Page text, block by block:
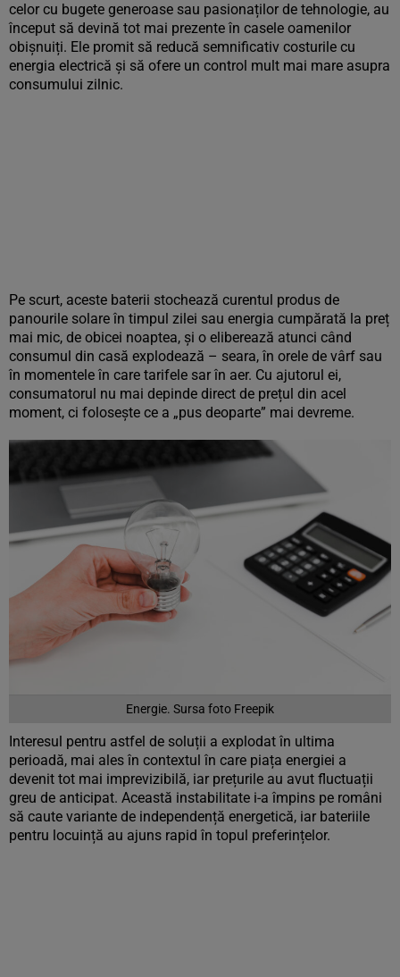
celor cu bugete generoase sau pasionaților de tehnologie, au
început să devină tot mai prezente în casele oamenilor
obișnuiți. Ele promit să reducă semnificativ costurile cu
energia electrică și să ofere un control mult mai mare asupra
consumului zilnic.
Pe scurt, aceste baterii stochează curentul produs de
panourile solare în timpul zilei sau energia cumpărată la preț
mai mic, de obicei noaptea, și o eliberează atunci când
consumul din casă explodează – seara, în orele de vârf sau
în momentele în care tarifele sar în aer. Cu ajutorul ei,
consumatorul nu mai depinde direct de prețul din acel
moment, ci folosește ce a „pus deoparte” mai devreme.
Energie. Sursa foto Freepik
Interesul pentru astfel de soluții a explodat în ultima
perioadă, mai ales în contextul în care piața energiei a
devenit tot mai imprevizibilă, iar prețurile au avut fluctuații
greu de anticipat. Această instabilitate i-a împins pe români
să caute variante de independență energetică, iar bateriile
pentru locuință au ajuns rapid în topul preferințelor.